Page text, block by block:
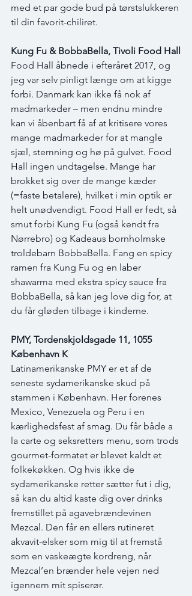
med et par gode bud på tørstslukkeren
til din favorit-chiliret.
Kung Fu & BobbaBella, Tivoli Food Hall
Food Hall åbnede i efteråret 2017, og
jeg var selv pinligt længe om at kigge
forbi. Danmark kan ikke få nok af
madmarkeder – men endnu mindre
kan vi åbenbart få af at kritisere vores
mange madmarkeder for at mangle
sjæl, stemning og hø på gulvet. Food
Hall ingen undtagelse. Mange har
brokket sig over de mange kæder
(=faste betalere), hvilket i min optik er
helt unødvendigt. Food Hall er fedt, så
smut forbi Kung Fu (også kendt fra
Nørrebro) og Kadeaus bornholmske
troldebarn BobbaBella. Fang en spicy
ramen fra Kung Fu og en laber
shawarma med ekstra spicy sauce fra
BobbaBella, så kan jeg love dig for, at
du får gløden tilbage i kinderne.
PMY, Tordenskjoldsgade 11, 1055
København K
Latinamerikanske PMY er et af de
seneste sydamerikanske skud på
stammen i København. Her forenes
Mexico, Venezuela og Peru i en
kærlighedsfest af smag. Du får både a
la carte og seksretters menu, som trods
gourmet-formatet er blevet kaldt et
folkekøkken. Og hvis ikke de
sydamerikanske retter sætter fut i dig,
så kan du altid kaste dig over drinks
fremstillet på agavebrændevinen
Mezcal. Den får en ellers rutineret
akvavit-elsker som mig til at fremstå
som en vaskeægte kordreng, når
Mezcal’en brænder hele vejen ned
igennem mit spiserør.